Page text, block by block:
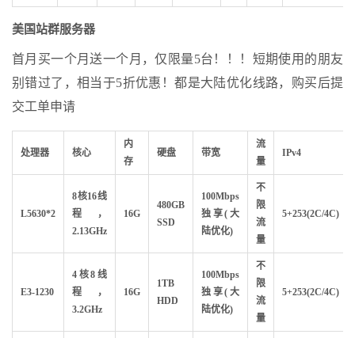
美国站群服务器
首月买一个月送一个月，仅限量5台！！！短期使用的朋友
别错过了，相当于5折优惠！都是大陆优化线路，购买后提
交工单申请
处理器 核心
内
存
硬盘 带宽
流
量
IPv4
L5630*2
8核16线
程，
2.13GHz
16G
480GB
SSD
100Mbps
独享(大
陆优化)
不
限
流
量
5+253(2C/4C)
E3-1230
4核8线
程，
3.2GHz
16G
1TB
HDD
100Mbps
独享(大
陆优化)
不
限
流
量
5+253(2C/4C)